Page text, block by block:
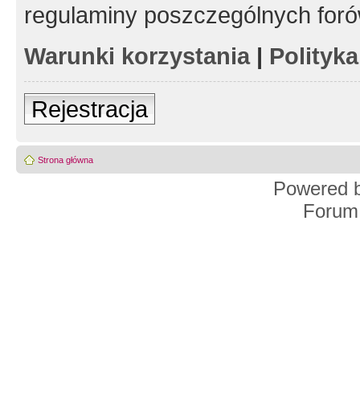
regulaminy poszczególnych
Warunki korzystania|
Rejestracja
Strona główna
Powered